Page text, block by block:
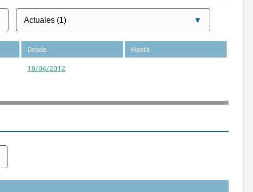
Desde
Hasta
18/04/2012